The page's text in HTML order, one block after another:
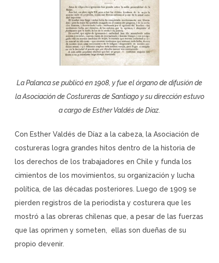
La Palanca se publicó en 1908, y fue el órgano de difusión de
la Asociación de Costureras de Santiago y su dirección estuvo
a cargo de Esther Valdés de Díaz.
Con Esther Valdés de Díaz a la cabeza, la Asociación de
costureras logra grandes hitos dentro de la historia de
los derechos de los trabajadores en Chile y funda los
cimientos de los movimientos, su organización y lucha
política, de las décadas posteriores. Luego de 1909 se
pierden registros de la periodista y costurera que les
mostró a las obreras chilenas que, a pesar de las fuerzas
que las oprimen y someten, ellas son dueñas de su
propio devenir.